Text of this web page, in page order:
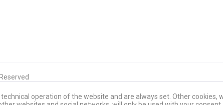
operation of the website and are always set. Other cookies,